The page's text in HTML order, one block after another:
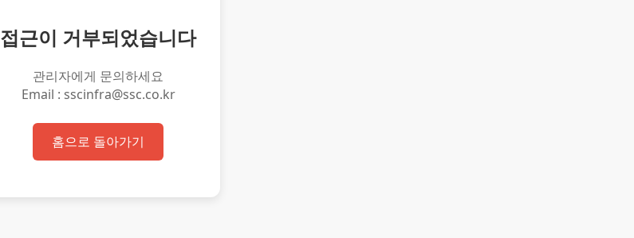
접근이 거부되었습니다
관리자에게 문의하세요
Email : sscinfra@ssc.co.kr
홈으로 돌아가기